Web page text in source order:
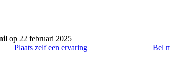
op 22 februari 2025
Plaats zelf een ervaring
Bel